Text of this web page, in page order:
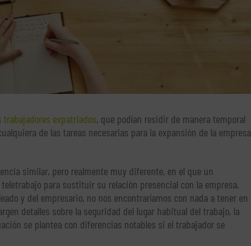
trabajadores expatriados, que podían residir de manera temporal
de las tareas necesarias para la expansión de la empresa
similar, pero realmente muy diferente, en el que un
para sustituir su relación presencial con la empresa.
y del empresario, no nos encontraríamos con nada a tener en
detalles sobre la seguridad del lugar habitual del trabajo, la
se plantea con diferencias notables si el trabajador se